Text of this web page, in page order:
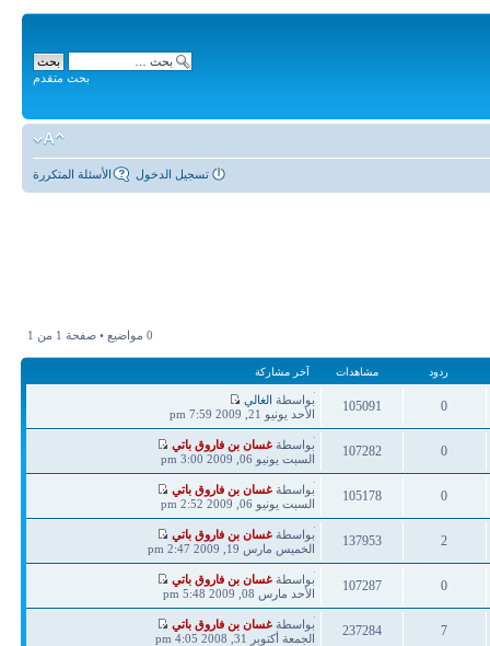
بحث متقدم
الأسئلة المتكررة تسجيل الدخول
0 مواضيع • صفحة 1 من 1
ردود مشاهدات آخر مشاركة
0
ردود
105091
مشاهدات
آخر
مشاركة
بواسطة الغالي
الأحد يونيو 21, 2009 7:59 pm
0
ردود
107282
مشاهدات
آخر
مشاركة
بواسطةغسان بن فاروق باتي
السبت يونيو 06, 2009 3:00 pm
0
ردود
105178
مشاهدات
آخر
مشاركة
بواسطةغسان بن فاروق باتي
السبت يونيو 06, 2009 2:52 pm
2
ردود
137953
مشاهدات
آخر
مشاركة
بواسطةغسان بن فاروق باتي
الخميس مارس 19, 2009 2:47 pm
0
ردود
107287
مشاهدات
آخر
مشاركة
بواسطةغسان بن فاروق باتي
الأحد مارس 08, 2009 5:48 pm
7
237284
آخر
مشاركة
بواسطةغسان بن فاروق باتي
الجمعة أكتوبر 31, 2008 4:05 pm